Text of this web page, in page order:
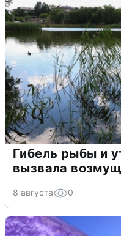
Гибель рыбы и
вызвала
8 августа 0